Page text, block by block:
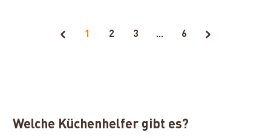
1 2 3 ... 6
Welche Küchenhelfer gibt es?